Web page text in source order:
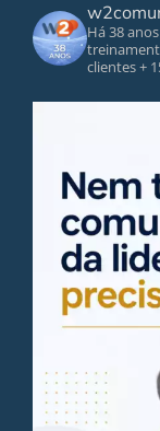
Há 38
clientes+